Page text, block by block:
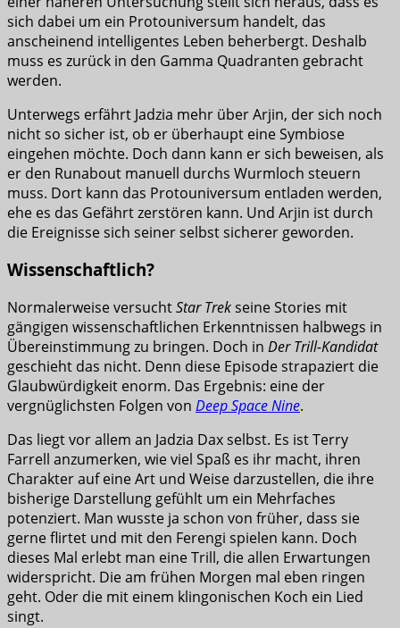
sich dabei um ein Protouniversum handelt, das
anscheinend intelligentes Leben beherbergt. Deshalb
muss es zurück in den Gamma Quadranten gebracht
werden.
Unterwegs erfährt Jadzia mehr über Arjin, der sich noch
nicht so sicher ist, ob er überhaupt eine Symbiose
eingehen möchte. Doch dann kann er sich beweisen, als
er den Runabout manuell durchs Wurmloch steuern
muss. Dort kann das Protouniversum entladen werden,
ehe es das Gefährt zerstören kann. Und Arjin ist durch
die Ereignisse sich seiner selbst sicherer geworden.
Wissenschaftlich?
Normalerweise versuchtStar Trekseine Stories mit
gängigen wissenschaftlichen Erkenntnissen halbwegs in
Übereinstimmung zu bringen. Doch in Der Trill-Kandidat
geschieht das nicht. Denn diese Episode strapaziert die
Glaubwürdigkeit enorm. Das Ergebnis: eine der
vergnüglichsten Folgen von Deep Space Nine.
Das liegt vor allem an Jadzia Dax selbst. Es ist Terry
Farrell anzumerken, wie viel Spaß es ihr macht, ihren
Charakter auf eine Art und Weise darzustellen, die ihre
bisherige Darstellung gefühlt um ein Mehrfaches
potenziert. Man wusste ja schon von früher, dass sie
gerne flirtet und mit den Ferengi spielen kann. Doch
dieses Mal erlebt man eine Trill, die allen Erwartungen
widerspricht. Die am frühen Morgen mal eben ringen
geht. Oder die mit einem klingonischen Koch ein Lied
singt.